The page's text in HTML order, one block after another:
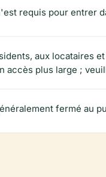
requis pour entrer
aux locataires
accès plus large ;
fermé au